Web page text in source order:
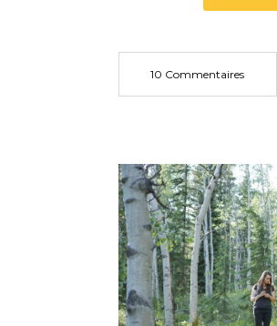
10 Commentaires